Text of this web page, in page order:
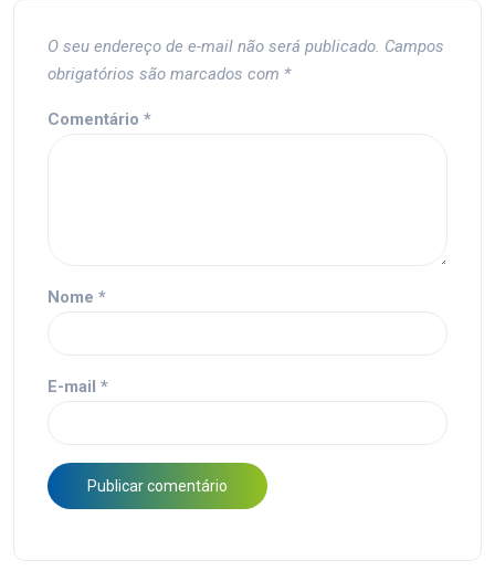
O seu endereço de e-mail não será publicado. Campos
obrigatórios são marcados com *
Comentário *
Nome *
E-mail *